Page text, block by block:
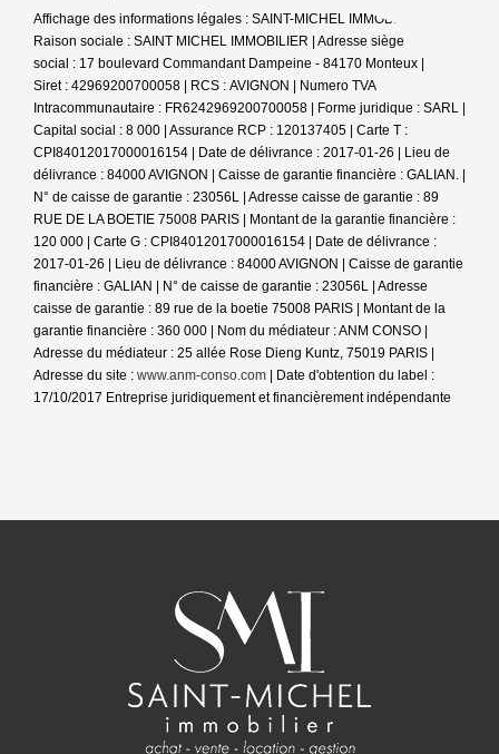
Affichage des informations légales : SAINT-MICHEL IMMOBILIER |
Raison sociale : SAINT MICHEL IMMOBILIER | Adresse siège
social : 17 boulevard Commandant Dampeine - 84170 Monteux |
Siret : 42969200700058 | RCS : AVIGNON | Numero TVA
Intracommunautaire : FR6242969200700058 | Forme juridique : SARL |
Capital social : 8 000 | Assurance RCP : 120137405 | Carte T :
CPI84012017000016154 | Date de délivrance : 2017-01-26 | Lieu de
délivrance : 84000 AVIGNON | Caisse de garantie financière : GALIAN. |
N° de caisse de garantie : 23056L | Adresse caisse de garantie : 89
RUE DE LA BOETIE 75008 PARIS | Montant de la garantie financière :
120 000 | Carte G : CPI84012017000016154 | Date de délivrance :
2017-01-26 | Lieu de délivrance : 84000 AVIGNON | Caisse de garantie
financière : GALIAN | N° de caisse de garantie : 23056L | Adresse
caisse de garantie : 89 rue de la boetie 75008 PARIS | Montant de la
garantie financière : 360 000 | Nom du médiateur : ANM CONSO |
Adresse du médiateur : 25 allée Rose Dieng Kuntz, 75019 PARIS |
Adresse du site : www.anm-conso.com | Date d'obtention du label :
17/10/2017 Entreprise juridiquement et financièrement indépendante